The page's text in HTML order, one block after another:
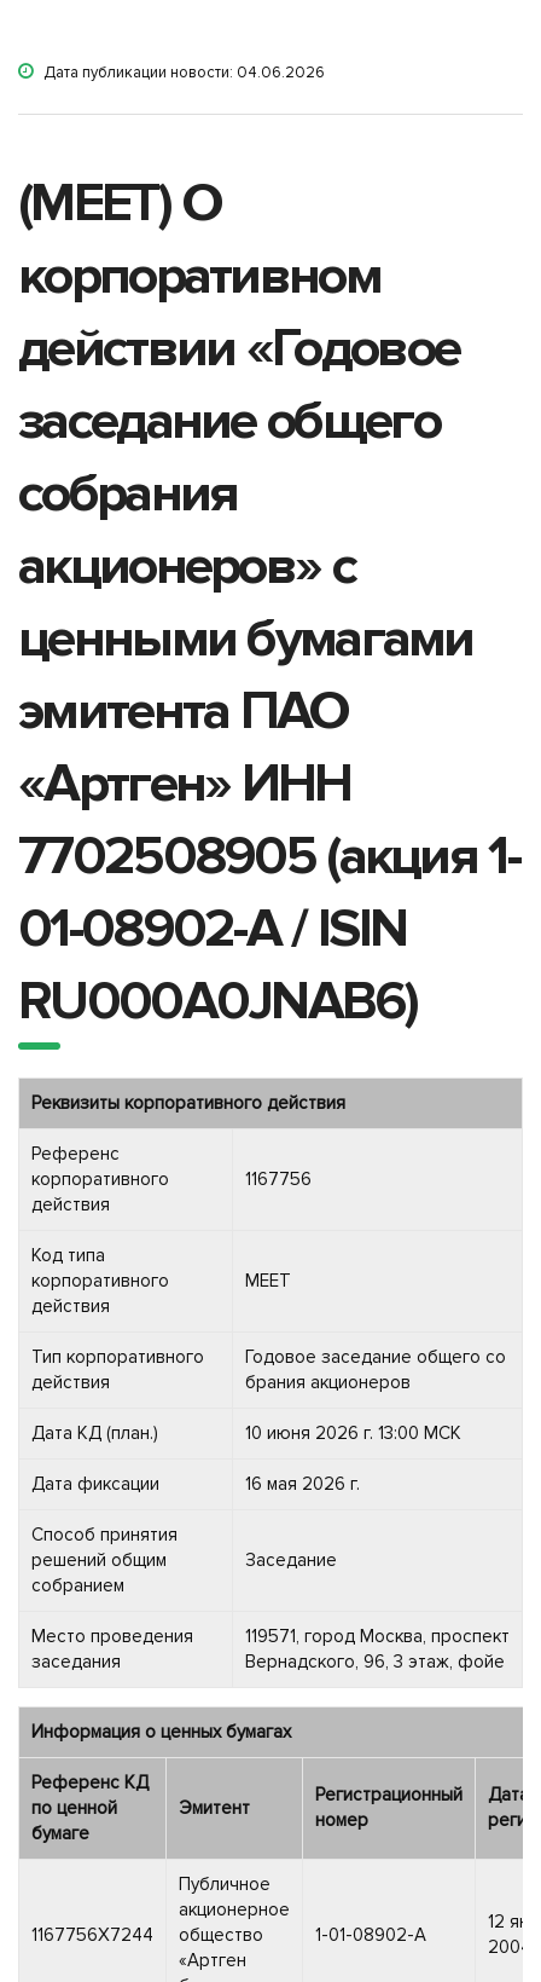
Дата публикации новости: 04.06.2026
(MEET) О
корпоративном
действии «Годовое
заседание общего
собрания
акционеров» с
ценными бумагами
эмитента ПАО
«Артген» ИНН
7702508905 (акция 1-
01-08902-A / ISIN
RU000A0JNAB6)
Реквизиты корпоративного действия
Референс
корпоративного
действия
1167756
Код типа
корпоративного
действия
MEET
Тип корпоративного
действия
Годовое заседание общего со
брания акционеров
Дата КД (план.) 10 июня 2026 г. 13:00 МСК
Дата фиксации 16 мая 2026 г.
Способ принятия
решений общим
собранием
Заседание
Место проведения
заседания
119571, город Москва, проспект
Вернадского, 96, 3 этаж, фойе
Информация о ценных бумагах
Референс КД
по ценной
бумаге
Эмитент
Регистрационный
номер
Дата
1167756X7244
Публичное
акционерное
общество
«Артген
1-01-08902-A
12
2004